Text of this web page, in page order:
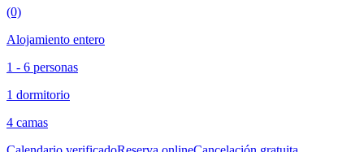
(0)
Alojamiento entero
1 - 6 personas
1 dormitorio
4 camas